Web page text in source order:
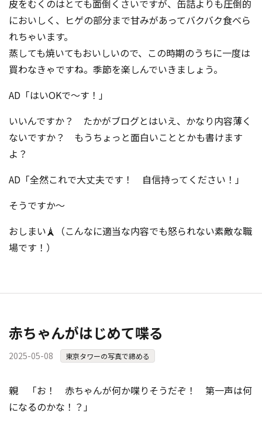
皮をむくのはとても面倒くさいですが、缶詰よりも圧倒的
においしく、ヒゲの部分まで甘みがあってバクバク食べら
れちゃいます。
蒸しても焼いてもおいしいので、この時期のうちに一度は
買わなきゃですね。季節を楽しんでいきましょう。
AD「はいOKで～す！」
いいんですか？ たかがブログとはいえ、かなり内容薄く
ないですか？ もうちょっと面白いこととかも書けます
よ？
AD「全然これで大丈夫です！ 自信持ってください！」
そうですか～
おしまい🗼（こんなに適当な内容でも怒られない素敵な職
場です！）
赤ちゃんがはじめて喋る
2025-05-08 東京タワーの写真で締める
親 「お！ 赤ちゃんが何か喋りそうだぞ！ 第一声は何
になるのかな！？」